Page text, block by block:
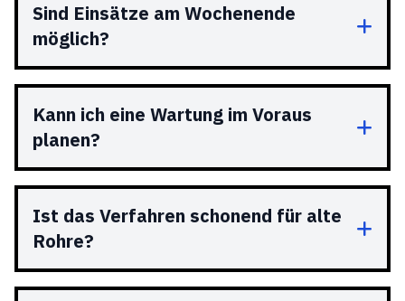
Sind Einsätze am Wochenende
möglich?
Kann ich eine Wartung im Voraus
planen?
Ist das Verfahren schonend für alte
Rohre?